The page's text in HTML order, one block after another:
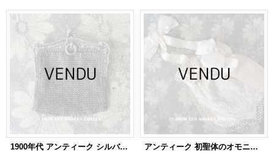
1900年代 アンティーク シルバー製 メタルメッシュ コインケース 内ポケット付 花かご＆薔薇とリボンのガーランド アンティーク 初聖体のオモニエール パウダーピンク クロス＆聖母マリアのイニシャル刺繍 タティングレースの縁取り